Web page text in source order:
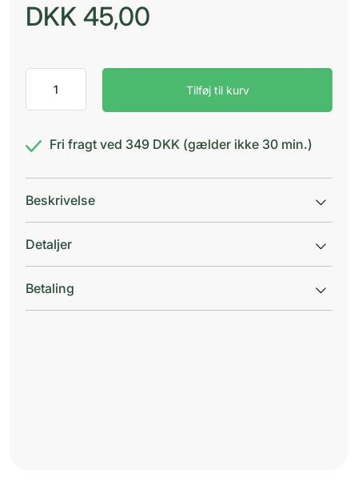
DKK 45,00
Orange
mm
Tilføj til kurv
Fri fragt ved 349 DKK (gælder ikke 30 min.)
Beskrivelse
Detaljer
Betaling